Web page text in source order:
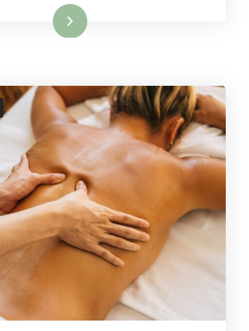
Read More